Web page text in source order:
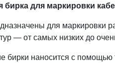
бирка для маркировки
для маркировки
— от самых низких до
бирки наносится с помощью